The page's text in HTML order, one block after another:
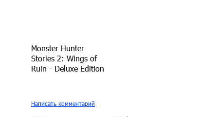
Monster Hunter
Stories 2: Wings of
Ruin - Deluxe Edition
Написать комментарий